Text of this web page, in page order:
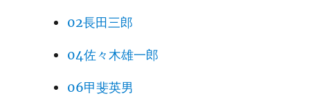
02長田三郎
04佐々木雄一郎
06甲斐英男